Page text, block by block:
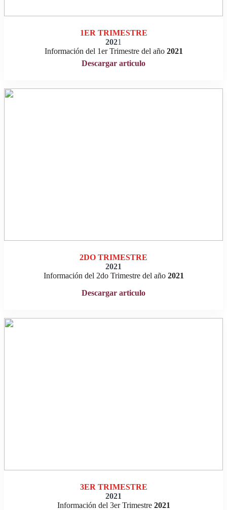
1ER TRIMESTRE
2021
Información del 1er Trimestre del año 2021
Descargar articulo
2DO TRIMESTRE
2021
Información del 2do Trimestre del año 2021
Descargar articulo
3ER TRIMESTRE
2021
Información del 3er Trimestre 2021